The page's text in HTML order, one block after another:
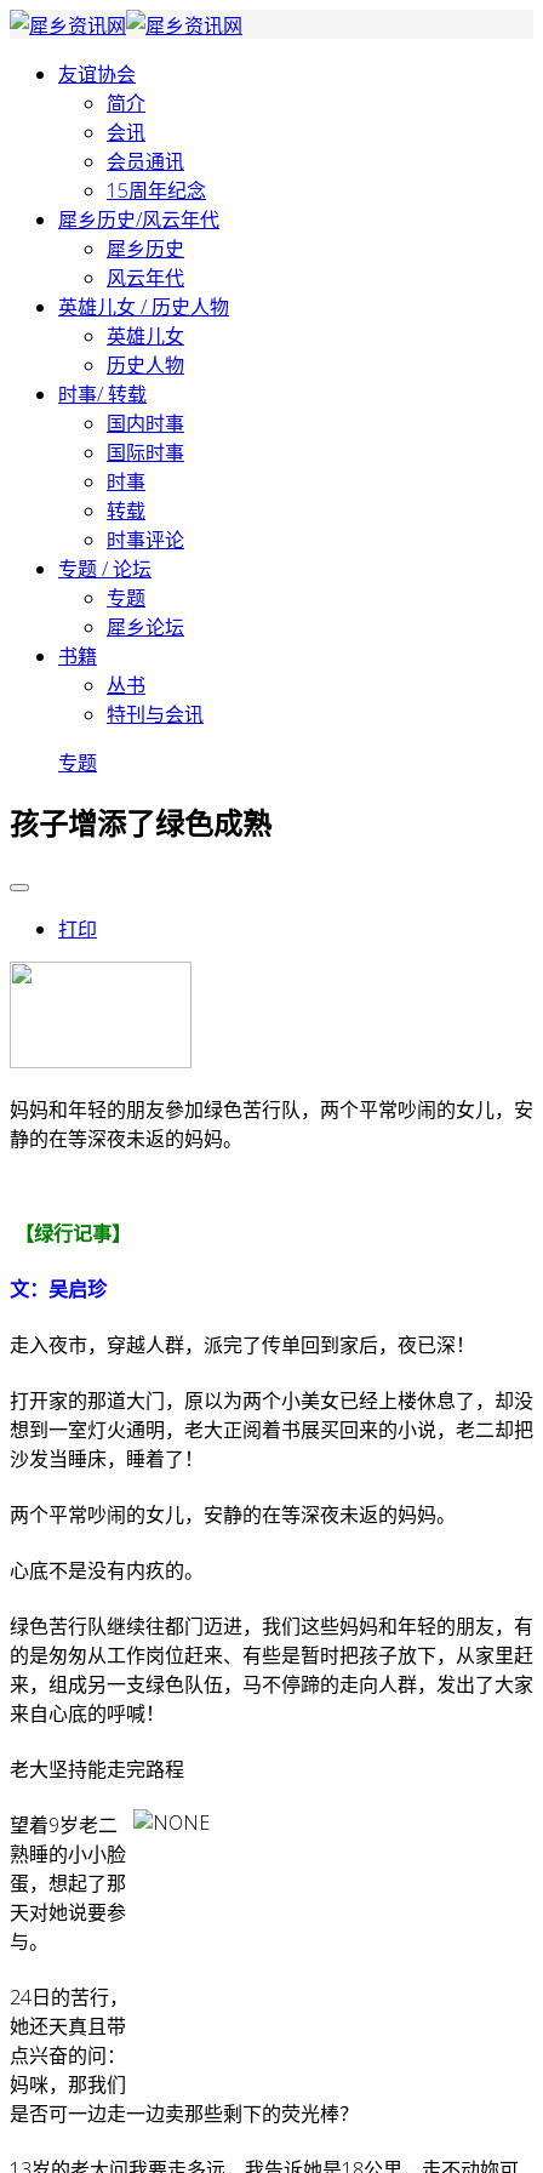
友谊协会
简介
会讯
会员通讯
15周年纪念
犀乡历史/风云年代
犀乡历史
风云年代
英雄儿女 / 历史人物
英雄儿女
历史人物
时事/ 转载
国内时事
国际时事
时事
转载
时事评论
专题 / 论坛
专题
犀乡论坛
书籍
丛书
特刊与会讯
专题
孩子增添了绿色成熟
打印
妈妈和年轻的朋友參加绿色苦行队，两个平常吵闹的女儿，安
静的在等深夜未返的妈妈。
【绿行记事】
文：吴启珍
走入夜市，穿越人群，派完了传单回到家后，夜已深！
打开家的那道大门，原以为两个小美女已经上楼休息了，却没
想到一室灯火通明，老大正阅着书展买回来的小说，老二却把
沙发当睡床，睡着了！
两个平常吵闹的女儿，安静的在等深夜未返的妈妈。
心底不是没有内疚的。
绿色苦行队继续往都门迈进，我们这些妈妈和年轻的朋友，有
的是匆匆从工作岗位赶来、有些是暂时把孩子放下，从家里赶
来，组成另一支绿色队伍，马不停蹄的走向人群，发出了大家
来自心底的呼喊！
老大坚持能走完路程
望着9岁老二
熟睡的小小脸
蛋，想起了那
天对她说要参
与。
24日的苦行，
她还天真且带
点兴奋的问：
妈咪，那我们
是否可一边走一边卖那些剩下的荧光棒？